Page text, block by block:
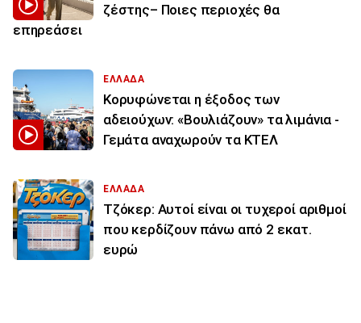
ζέστης– Ποιες περιοχές θα
επηρεάσει
ΕΛΛΑΔΑ
Κορυφώνεται η έξοδος των
αδειούχων: «Βουλιάζουν» τα λιμάνια -
Γεμάτα αναχωρούν τα ΚΤΕΛ
ΕΛΛΑΔΑ
Τζόκερ: Αυτοί είναι οι τυχεροί αριθμοί
που κερδίζουν πάνω από 2 εκατ.
ευρώ